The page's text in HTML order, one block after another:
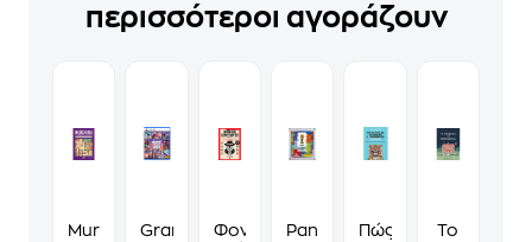
περισσότεροι αγοράζουν
MurdokuGrand
Φονικά
Panini
Πώς
Το